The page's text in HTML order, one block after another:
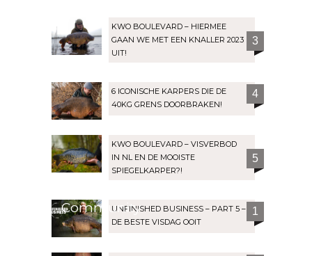
KWO BOULEVARD – HIERMEE
GAAN WE MET EEN KNALLER 2023
UIT!
3
6 ICONISCHE KARPERS DIE DE
40KG GRENS DOORBRAKEN!
4
KWO BOULEVARD – VISVERBOD
IN NL EN DE MOOISTE
SPIEGELKARPER?!
5
CommunityUNFINISHED BUSINESS – PART 5 –
DE BESTE VISDAG OOIT
1